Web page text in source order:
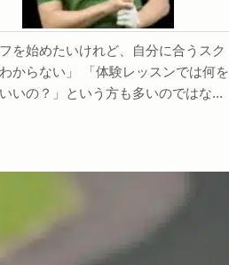
フを始めたいけれど、自分に合うスク
からない」 「体験レッスンでは何を
いの？」という方も多いのではな...